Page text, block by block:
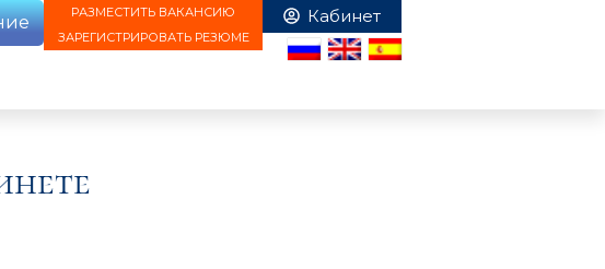
РАЗМЕСТИТЬ ВАКАНСИЮ
ЗАРЕГИСТРИРОВАТЬ РЕЗЮМЕ